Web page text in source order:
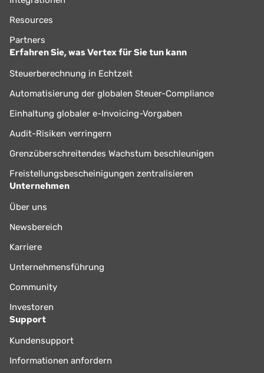
Resources
Partners
Erfahren Sie, was Vertex für Sie tun kann
Steuerberechnung in Echtzeit
Automatisierung der globalen Steuer-Compliance
Einhaltung globaler e-Invoicing-Vorgaben
Audit-Risiken verringern
Grenzüberschreitendes Wachstum beschleunigen
Freistellungsbescheinigungen zentralisieren
Unternehmen
Über uns
Newsbereich
Karriere
Unternehmensführung
Community
Investoren
Support
Kundensupport
Informationen anfordern